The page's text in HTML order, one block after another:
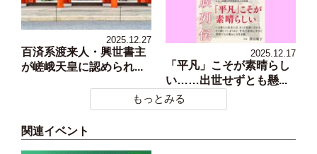
2025.12.27
百済系渡来人・興世書主
が嵯峨天皇に認められ...
2025.12.17
「平凡」こそが素晴らし
い……出世せずとも懸...
もっとみる
関連イベント